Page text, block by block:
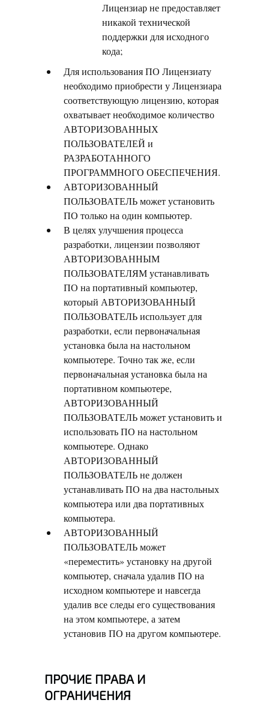
Лицензиар не предоставляет
никакой технической
поддержки для исходного
кода;
Для использования ПО Лицензиату
необходимо приобрести у Лицензиара
соответствующую лицензию, которая
охватывает необходимое количество
АВТОРИЗОВАННЫХ
ПОЛЬЗОВАТЕЛЕЙ и
РАЗРАБОТАННОГО
ПРОГРАММНОГО ОБЕСПЕЧЕНИЯ.
АВТОРИЗОВАННЫЙ
ПОЛЬЗОВАТЕЛЬ может установить
ПО только на один компьютер.
В целях улучшения процесса
разработки, лицензии позволяют
АВТОРИЗОВАННЫМ
ПОЛЬЗОВАТЕЛЯМ устанавливать
ПО на портативный компьютер,
который АВТОРИЗОВАННЫЙ
ПОЛЬЗОВАТЕЛЬ использует для
разработки, если первоначальная
установка была на настольном
компьютере. Точно так же, если
первоначальная установка была на
портативном компьютере,
АВТОРИЗОВАННЫЙ
ПОЛЬЗОВАТЕЛЬ может установить и
использовать ПО на настольном
компьютере. Однако
АВТОРИЗОВАННЫЙ
ПОЛЬЗОВАТЕЛЬ не должен
устанавливать ПО на два настольных
компьютера или два портативных
компьютера.
АВТОРИЗОВАННЫЙ
ПОЛЬЗОВАТЕЛЬ может
«переместить» установку на другой
компьютер, сначала удалив ПО на
исходном компьютере и навсегда
удалив все следы его существования
на этом компьютере, а затем
установив ПО на другом компьютере.
ПРОЧИЕ ПРАВА И
ОГРАНИЧЕНИЯ